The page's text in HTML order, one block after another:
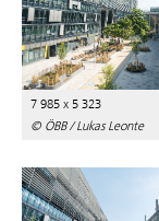
7 985 x 5 323
© ÖBB / Lukas Leonte